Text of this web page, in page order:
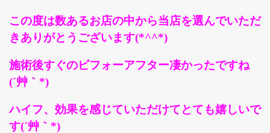
この度は数あるお店の中から当店を選んでいただ
きありがとうございます(*^^*)
施術後すぐのビフォーアフター凄かったですね
(´艸｀*)
ハイフ、効果を感じていただけてとても嬉しいで
す(´艸｀*)